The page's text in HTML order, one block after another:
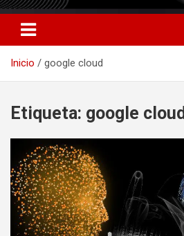
Inicio google cloud
Etiqueta: google cloud